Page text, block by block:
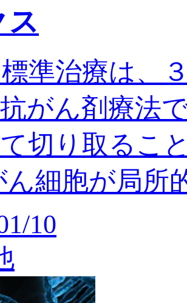
ス
準治療は、
がん剤療法
切り取るこ
ん細胞が局所
10